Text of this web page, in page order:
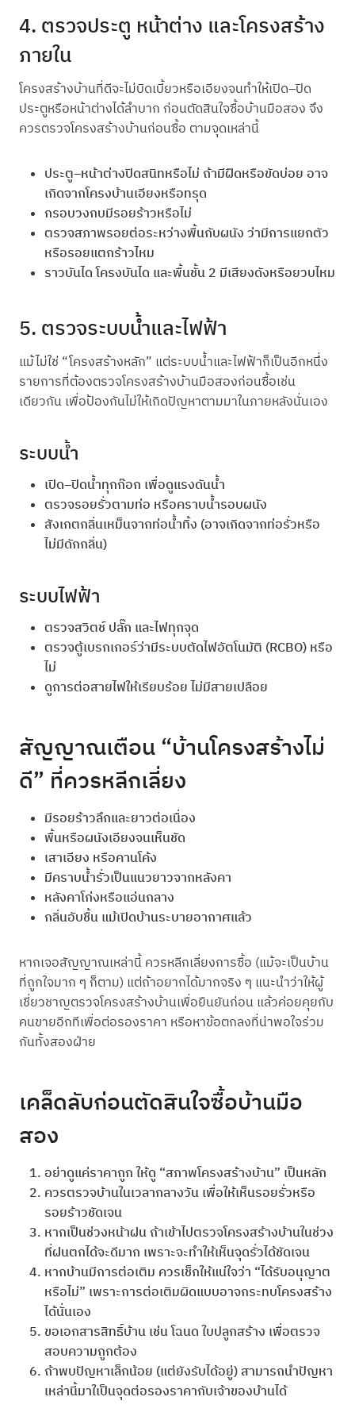
4. ตรวจประตู หน้าต่าง และโครงสร้าง
ภายใน
โครงสร้างบ้านที่ดีจะไม่บิดเบี้ยวหรือเอียงจนทำให้เปิด–ปิด
ประตูหรือหน้าต่างได้ลำบาก ก่อนตัดสินใจซื้อบ้านมือสอง จึง
ควรตรวจโครงสร้างบ้านก่อนซื้อ ตามจุดเหล่านี้
ประตู–หน้าต่างปิดสนิทหรือไม่ ถ้ามีฝืดหรือขัดบ่อย อาจ
เกิดจากโครงบ้านเอียงหรือทรุด
กรอบวงกบมีรอยร้าวหรือไม่
ตรวจสภาพรอยต่อระหว่างพื้นกับผนัง ว่ามีการแยกตัว
หรือรอยแตกร้าวไหม
ราวบันได โครงบันได และพื้นชั้น 2 มีเสียงดังหรือยวบไหม
5. ตรวจระบบน้ำและไฟฟ้า
แม้ไม่ใช่ “โครงสร้างหลัก” แต่ระบบน้ำและไฟฟ้าก็เป็นอีกหนึ่ง
รายการที่ต้องตรวจโครงสร้างบ้านมือสองก่อนซื้อเช่น
เดียวกัน เพื่อป้องกันไม่ให้เกิดปัญหาตามมาในภายหลังนั่นเอง
ระบบน้ำ
เปิด–ปิดน้ำทุกก๊อก เพื่อดูแรงดันน้ำ
ตรวจรอยรั่วตามท่อ หรือคราบน้ำรอบผนัง
สังเกตกลิ่นเหม็นจากท่อน้ำทิ้ง (อาจเกิดจากท่อรั่วหรือ
ไม่มีดักกลิ่น)
ระบบไฟฟ้า
ตรวจสวิตช์ ปลั๊ก และไฟทุกจุด
ตรวจตู้เบรกเกอร์ว่ามีระบบตัดไฟอัตโนมัติ (RCBO) หรือ
ไม่
ดูการต่อสายไฟให้เรียบร้อย ไม่มีสายเปลือย
สัญญาณเตือน “บ้านโครงสร้างไม่
ดี” ที่ควรหลีกเลี่ยง
มีรอยร้าวลึกและยาวต่อเนื่อง
พื้นหรือผนังเอียงจนเห็นชัด
เสาเอียง หรือคานโค้ง
มีคราบน้ำรั่วเป็นแนวยาวจากหลังคา
หลังคาโก่งหรือแอ่นกลาง
กลิ่นอับชื้น แม้เปิดบ้านระบายอากาศแล้ว
หากเจอสัญญาณเหล่านี้ ควรหลีกเลี่ยงการซื้อ (แม้จะเป็นบ้าน
ที่ถูกใจมาก ๆ ก็ตาม) แต่ถ้าอยากได้มากจริง ๆ แนะนำว่าให้ผู้
เชี่ยวชาญตรวจโครงสร้างบ้านเพื่อยืนยันก่อน แล้วค่อยคุยกับ
คนขายอีกทีเพื่อต่อรองราคา หรือหาข้อตกลงที่น่าพอใจร่วม
กันทั้งสองฝ่าย
เคล็ดลับก่อนตัดสินใจซื้อบ้านมือ
สอง
อย่าดูแค่ราคาถูก ให้ดู “สภาพโครงสร้างบ้าน” เป็นหลัก
ควรตรวจบ้านในเวลากลางวัน เพื่อให้เห็นรอยรั่วหรือ
รอยร้าวชัดเจน
หากเป็นช่วงหน้าฝน ถ้าเข้าไปตรวจโครงสร้างบ้านในช่วง
ที่ฝนตกได้จะดีมาก เพราะจะทำให้เห็นจุดรั่วได้ชัดเจน
หากบ้านมีการต่อเติม ควรเช็กให้แน่ใจว่า “ได้รับอนุญาต
หรือไม่” เพราะการต่อเติมผิดแบบอาจกระทบโครงสร้าง
ได้นั่นเอง
ขอเอกสารสิทธิ์บ้าน เช่น โฉนด ใบปลูกสร้าง เพื่อตรวจ
สอบความถูกต้อง
ถ้าพบปัญหาเล็กน้อย (แต่ยังรับได้อยู่) สามารถนำปัญหา
เหล่านี้มาใเป็นจุดต่อรองราคากับเจ้าของบ้านได้